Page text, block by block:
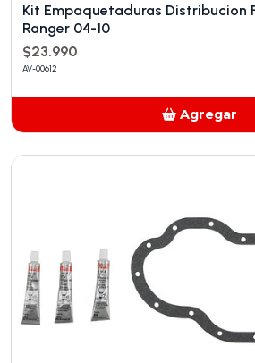
Kit Empaquetaduras Distribucion
Ranger 04-10
$23.990
AV-00612
Agregar